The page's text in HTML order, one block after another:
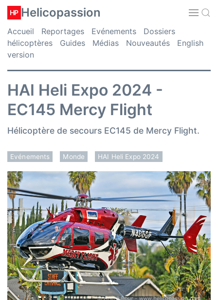
HP Helicopassion
Accueil Reportages Evénements
Dossiers
hélicoptères
Guides Médias Nouveautés
English
version
HAI Heli Expo 2024 -
EC145 Mercy Flight
Hélicoptère de secours EC145 de Mercy Flight.
Evénements Monde HAI Heli Expo 2024